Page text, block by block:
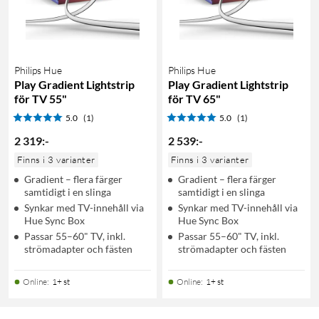
Philips Hue
Play Gradient Lightstrip
för TV 55"
5.0 (1)
2 319:-
Finns i 3 varianter
Gradient – flera färger
samtidigt i en slinga
Synkar med TV-innehåll via
Hue Sync Box
Passar 55–60" TV, inkl.
strömadapter och fästen
Online: 1+ st
Philips Hue
Play Gradient Lightstrip
för TV 65"
5.0 (1)
2 539:-
Finns i 3 varianter
Gradient – flera färger
samtidigt i en slinga
Synkar med TV-innehåll via
Hue Sync Box
Passar 55–60" TV, inkl.
strömadapter och fästen
Online: 1+ st